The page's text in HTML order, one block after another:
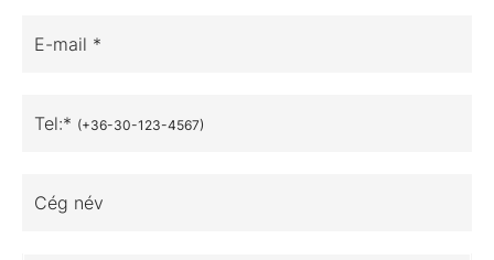
E-mail *
Tel:* (+36-30-123-4567)
Cég név